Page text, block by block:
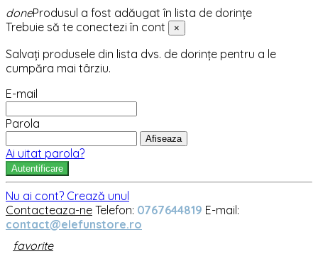
doneProdusul a fost adăugat în lista de dorințe
Trebuie să te conectezi în cont
×
Salvați produsele din lista dvs. de dorințe pentru a le
cumpăra mai târziu.
E-mail
Parola
Afiseaza
Ai uitat parola?
Autentificare
Nu ai cont? Crează unul
Contacteaza-ne Telefon: 0767644819 E-mail:
contact@elefunstore.ro
favorite